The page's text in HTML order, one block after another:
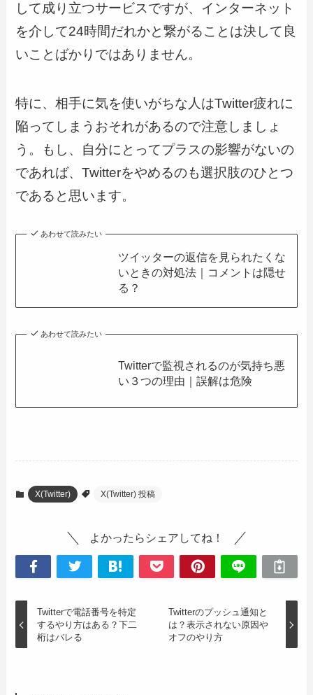
して成り立つサービスですが、インターネット
を介して24時間だれかと繋がることは決して良
いことばかりではありません。
特に、相手に気を使いがちな人はTwitter疲れに
陥ってしまうおそれがあるので注意しましょ
う。もし、自分にとってプラスの影響がないの
であれば、Twitterをやめるのも選択肢のひとつ
であると思います。
あわせて読みたい
ツイッターの返信を見られたくな
いときの対処法｜コメントは隠せ
る？
あわせて読みたい
Twitterで監視されるのが気持ち悪
い３つの理由｜誤解は危険
X(Twitter) X(Twitter) 投稿
よかったらシェアしてね！
Twitterで電話番号を特定
するやり方はある？下二
桁はバレる
Twitterのプッシュ通知と
は？表示されない原因や
オフのやり方